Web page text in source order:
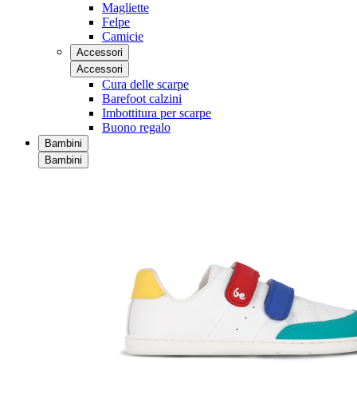
Magliette
Felpe
Camicie
Accessori
Accessori
Cura delle scarpe
Barefoot calzini
Imbottitura per scarpe
Buono regalo
Bambini
Bambini